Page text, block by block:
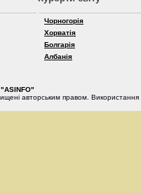
Чорногорія
Хорватія
Болгарія
Албанія
"ASINFO"
авторським правом. Використання